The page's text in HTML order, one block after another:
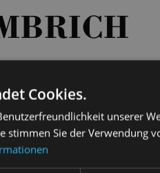
Cookies.
unserer
stimmen Sie der Verwendung